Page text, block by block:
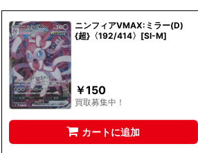
ニンフィアVMAX:ミラー(D)
{超}〈192/414〉[SI-M]
￥150
買取募集中！
カートに追加